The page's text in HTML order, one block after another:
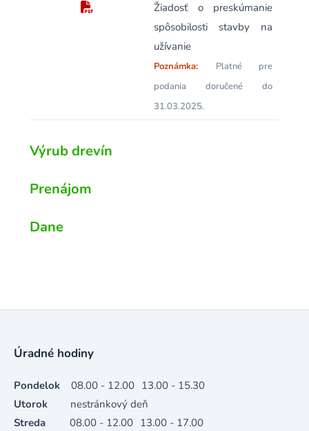
Žiadosť o preskúmanie
spôsobilosti stavby na
užívanie
Poznámka: Platné pre
podania doručené do
31.03.2025.
Výrub drevín
Prenájom
Dane
Úradné hodiny
Pondelok 08.00 - 12.00 13.00 - 15.30
Utorok
nestránkový deň
Streda
08.00 - 12.00 13.00 - 17.00